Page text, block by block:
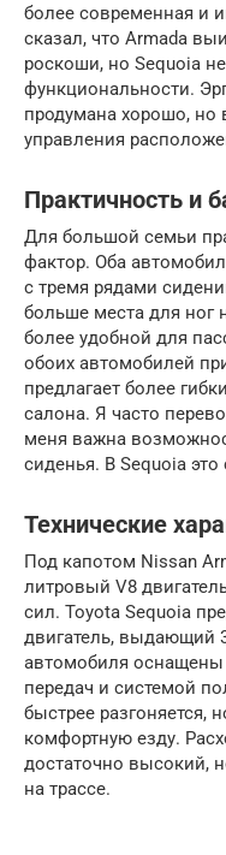
более современная и
сказал, что Armada
роскоши, но Sequoia
функциональности.
продумана хорошо, но
управления
Практичность и
Для большой семьи
фактор. Оба
с тремя рядами
больше места для ног
более удобной для
обоих автомобилей
предлагает более
салона. Я часто
меня важна
сиденья. В Sequoia
Технические
Под капотом Nissan
литровый V8
сил. Toyota Sequoia
двигатель, выдающий
автомобиля оснащены
передач и системой
быстрее разгоняется,
комфортную езду.
достаточно высокий,
на трассе.